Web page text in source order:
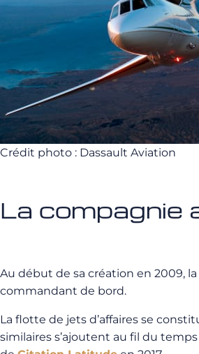
Crédit photo : Dassault Aviation
La compagnie
Au début de sa création en 2009,
commandant de bord.
La flotte de jets d’affaires se
similaires s’ajoutent au fil du